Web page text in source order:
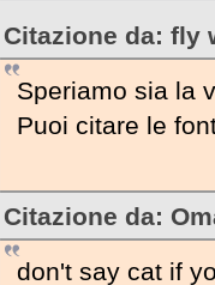
Citazione da: fly
Speriamo sia la
Puoi citare le
Citazione da:
don't say cat if